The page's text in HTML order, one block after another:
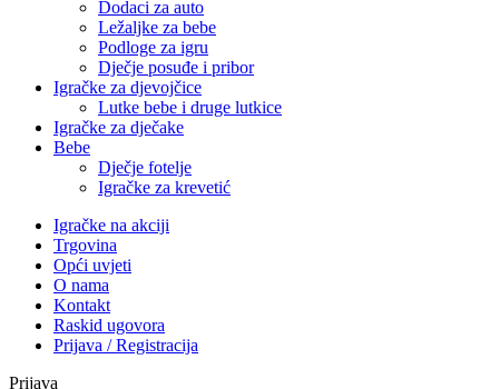
Dodaci za auto
Ležaljke za bebe
Podloge za igru
Dječje posuđe i pribor
Igračke za djevojčice
Lutke bebe i druge lutkice
Igračke za dječake
Bebe
Dječje fotelje
Igračke za krevetić
Igračke na akciji
Trgovina
Opći uvjeti
O nama
Kontakt
Raskid ugovora
Prijava / Registracija
Prijava